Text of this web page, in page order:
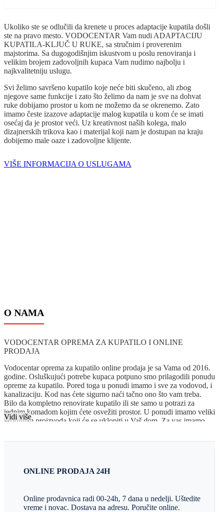
Ukoliko ste se odlučili da krenete u proces adaptacije kupatila došli
ste na pravo mesto. VODOCENTAR Vam nudi ADAPTACIJU
KUPATILA-KLJUČ U RUKE, sa stručnim i proverenim
majstorima. Sa dugogodišnjim iskustvom u poslu renoviranja i
velikim brojem zadovoljnih kupaca Vam nudimo najbolju i
najkvalitetniju uslugu.
Svi želimo savršeno kupatilo koje neće biti skučeno, ali zbog
njegove same funkcije i zato što želimo da nam je sve na dohvat
ruke dobijamo prostor u kom ne možemo da se okrenemo. Zato
imamo česte izazove adaptacije malog kupatila u kom će se imati
osećaj da je prostor veći. Uz kreativnost naših kolega, malo
dizajnerskih trikova kao i materijal koji nam je dostupan na kraju
dobijemo male oaze i zadovoljne klijente.
VIŠE INFORMACIJA O USLUGAMA
O NAMA
VODOCENTAR OPREMA ZA KUPATILO I ONLINE
PRODAJA
Vodocentar oprema za kupatilo online prodaja je sa Vama od 2016.
godine. Osluškujući potrebe kupaca potpuno smo prilagodili ponudu
opreme za kupatilo. Pored toga u ponudi imamo i sve za vodovod, i
kanalizaciju. Kod nas ćete sigurno naći tačno ono što vam treba.
Bilo da kompletno renovirate kupatilo ili ste samo u potrazi za
jednim komadom kojim ćete osvežiti prostor. U ponudi imamo veliki
asortiman proizvoda koji će se uklopiti u Vaš dom. Za vas imamo
tekuću 2023. godinu. Mi u Vodocentru verujemo da renoviranje
nam kažete svoju zamisao, a naše da Vam predočimo mogućnosti i u
dogovoru sa Vama izvedemo kompletne radove.
Vidi više
ONLINE PRODAJA 24H
Online prodavnica radi 00-24h, 7 dana u nedelji. Uštedite
vreme i novac. Dostava na adresu. Poručite online.